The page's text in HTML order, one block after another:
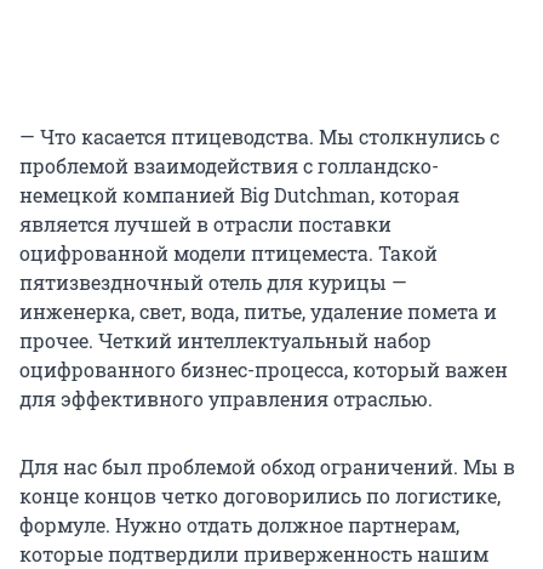
— Что касается птицеводства. Мы столкнулись с
проблемой взаимодействия с голландско-
немецкой компанией Big Dutchman, которая
является лучшей в отрасли поставки
оцифрованной модели птицеместа. Такой
пятизвездночный отель для курицы —
инженерка, свет, вода, питье, удаление помета и
прочее. Четкий интеллектуальный набор
оцифрованного бизнес-процесса, который важен
для эффективного управления отраслью.
Для нас был проблемой обход ограничений. Мы в
конце концов четко договорились по логистике,
формуле. Нужно отдать должное партнерам,
которые подтвердили приверженность нашим